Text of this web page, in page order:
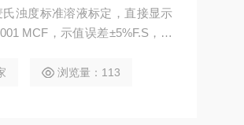
浊度标准溶液标定，直接显示
MCF，示值误差±5%F.S，重
及科研机构的细菌悬液浊度测
浏览量：113